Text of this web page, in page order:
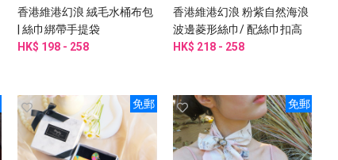
香港維港幻浪 絨毛水桶布包
| 絲巾綁帶手提袋
HK$ 198 - 258
香港維港幻浪 粉紫自然海浪
波邊菱形絲巾/ 配絲巾扣高
雅禮盒 圍巾
HK$ 218 - 258
免郵 免郵